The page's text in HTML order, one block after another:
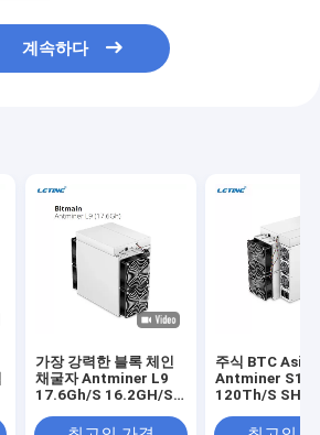
계속하다
가장 강력한 블록 체인
채굴자 Antminer L9
17.6Gh/S 16.2GH/S
DOGE BEL Asic 채굴
주식 BTC Asic
Antminer
120Th/S SHA-